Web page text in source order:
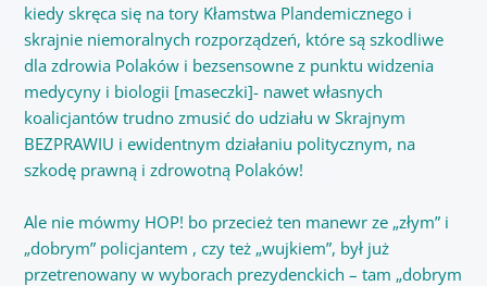
kiedy skręca się na tory Kłamstwa Plandemicznego i
skrajnie niemoralnych rozporządzeń, które są szkodliwe
dla zdrowia Polaków i bezsensowne z punktu widzenia
medycyny i biologii [maseczki]- nawet własnych
koalicjantów trudno zmusić do udziału w Skrajnym
BEZPRAWIU i ewidentnym działaniu politycznym, na
szkodę prawną i zdrowotną Polaków!
Ale nie mówmy HOP! bo przecież ten manewr ze „złym” i
„dobrym” policjantem , czy też „wujkiem”, był już
przetrenowany w wyborach prezydenckich – tam „dobrym